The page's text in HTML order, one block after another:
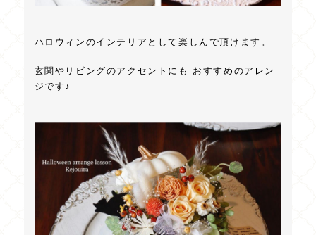
ハロウィンのインテリアとして楽しんで頂けます。
玄関やリビングのアクセントにも おすすめのアレン
ジです♪